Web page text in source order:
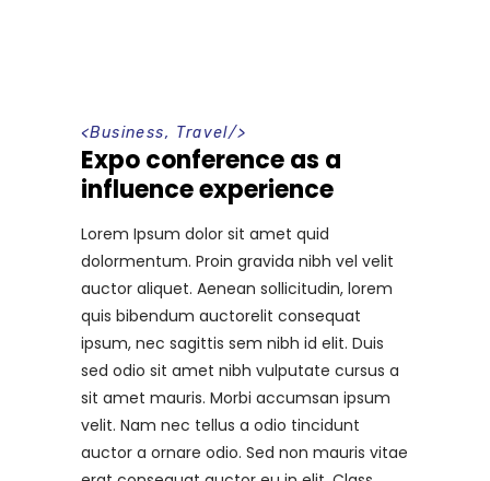
<Business, Travel/>
Expo conference as a
influence experience
Lorem Ipsum dolor sit amet quid
dolormentum. Proin gravida nibh vel velit
auctor aliquet. Aenean sollicitudin, lorem
quis bibendum auctorelit consequat
ipsum, nec sagittis sem nibh id elit. Duis
sed odio sit amet nibh vulputate cursus a
sit amet mauris. Morbi accumsan ipsum
velit. Nam nec tellus a odio tincidunt
auctor a ornare odio. Sed non mauris vitae